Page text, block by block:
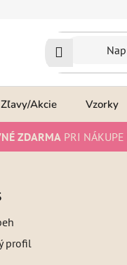
Zľavy/Akcie Vzorky
ZDARMA PRI NÁKUPE
profil